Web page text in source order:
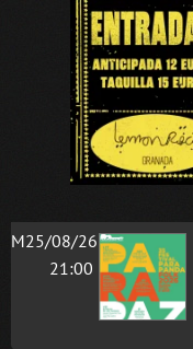
M25/08/26
21:00